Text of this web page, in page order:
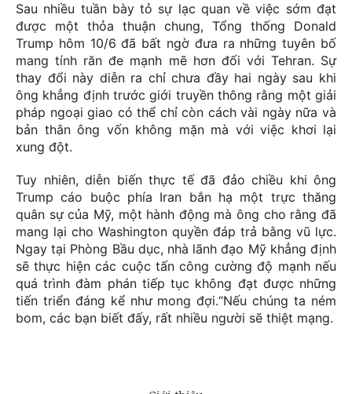
Sau nhiều tuần bày tỏ sự lạc quan về việc sớm đạt
được một thỏa thuận chung, Tổng thống Donald
Trump hôm 10/6 đã bất ngờ đưa ra những tuyên bố
mang tính răn đe mạnh mẽ hơn đối với Tehran. Sự
thay đổi này diễn ra chỉ chưa đầy hai ngày sau khi
ông khẳng định trước giới truyền thông rằng một giải
pháp ngoại giao có thể chỉ còn cách vài ngày nữa và
bản thân ông vốn không mặn mà với việc khơi lại
xung đột.
Tuy nhiên, diễn biến thực tế đã đảo chiều khi ông
Trump cáo buộc phía Iran bắn hạ một trực thăng
quân sự của Mỹ, một hành động mà ông cho rằng đã
mang lại cho Washington quyền đáp trả bằng vũ lực.
Ngay tại Phòng Bầu dục, nhà lãnh đạo Mỹ khẳng định
sẽ thực hiện các cuộc tấn công cường độ mạnh nếu
quá trình đàm phán tiếp tục không đạt được những
tiến triển đáng kể như mong đợi.“Nếu chúng ta ném
bom, các bạn biết đấy, rất nhiều người sẽ thiệt mạng.